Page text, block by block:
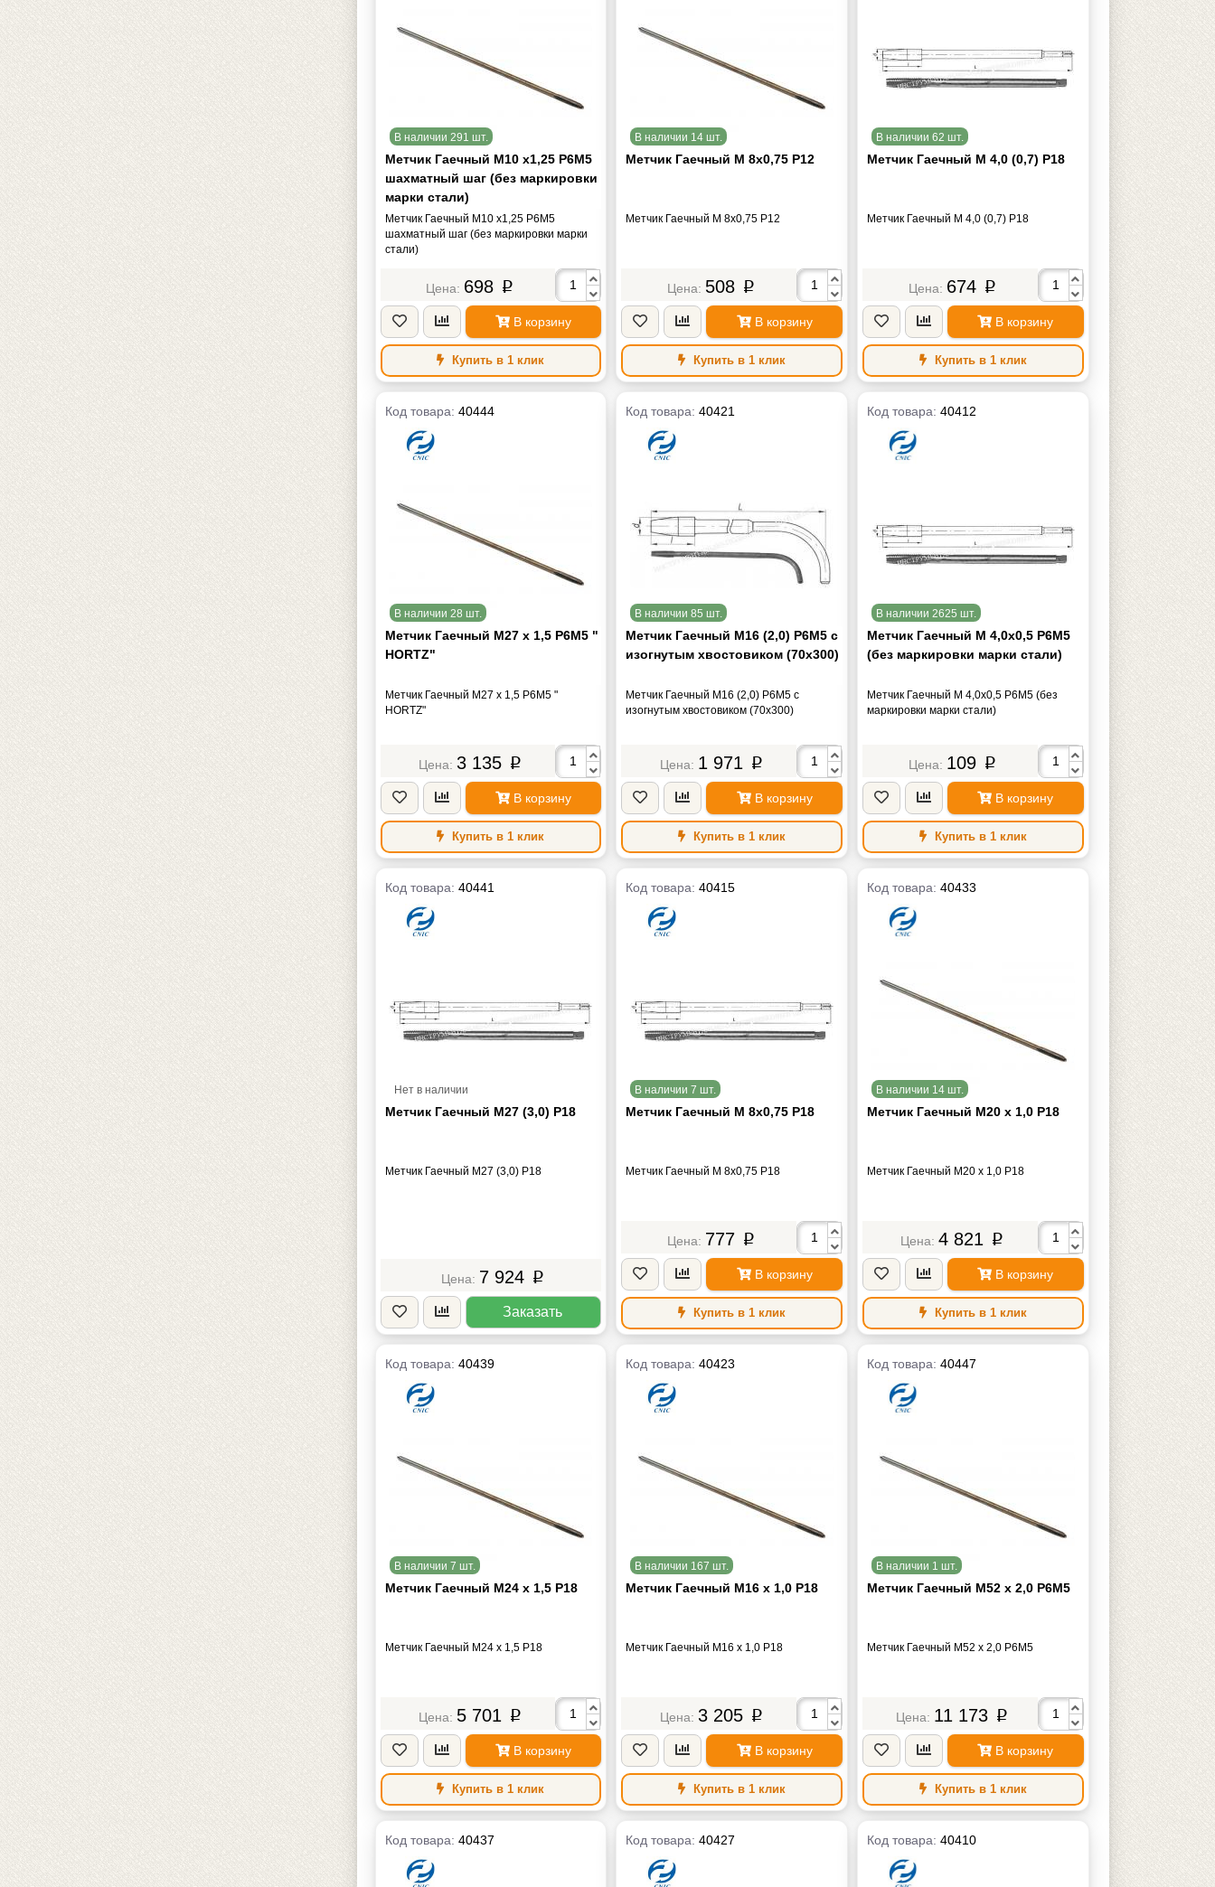
В наличии 291 шт.
Метчик Гаечный М10 x1,25 Р6М5
шахматный шаг (без маркировки
марки стали)
Метчик Гаечный М10 x1,25 Р6М5
шахматный шаг (без маркировки марки
стали)
698 p
В корзину
Купить в 1 клик
В наличии 14 шт.
Метчик Гаечный М 8х0,75 Р12
Метчик Гаечный М 8х0,75 Р12
508 p
В корзину
Купить в 1 клик
В наличии 62 шт.
Метчик Гаечный М 4,0 (0,7) Р18
Метчик Гаечный М 4,0 (0,7) Р18
674 p
В корзину
Купить в 1 клик
Код товара: 40444
В наличии 28 шт.
Метчик Гаечный М27 х 1,5 Р6М5 "
HORTZ"
Метчик Гаечный М27 х 1,5 Р6М5 "
HORTZ"
3 135 p
В корзину
Купить в 1 клик
Код товара:40421
В наличии 85 шт.
Метчик Гаечный М16 (2,0) Р6М5 с
изогнутым хвостовиком (70х300)
Метчик Гаечный М16 (2,0) Р6М5 с
изогнутым хвостовиком (70х300)
1 971 p
В корзину
Купить в 1 клик
Код товара:40412
В наличии 2625 шт.
Метчик Гаечный М 4,0х0,5 Р6М5
(без маркировки марки стали)
Метчик Гаечный М 4,0х0,5 Р6М5 (без
маркировки марки стали)
109 p
В корзину
Купить в 1 клик
Код товара: 40441
Нет в наличии
Метчик Гаечный М27 (3,0) Р18
Метчик Гаечный М27 (3,0) Р18
7 924 p
Заказать
Код товара:40415
В наличии 7 шт.
Метчик Гаечный М 8х0,75 Р18
Метчик Гаечный М 8х0,75 Р18
777 p
В корзину
Купить в 1 клик
Код товара:40433
В наличии 14 шт.
Метчик Гаечный М20 х 1,0 Р18
Метчик Гаечный М20 х 1,0 Р18
4 821 p
В корзину
Купить в 1 клик
Код товара: 40439
В наличии 7 шт.
Метчик Гаечный М24 х 1,5 Р18
Метчик Гаечный М24 х 1,5 Р18
5 701 p
В корзину
Купить в 1 клик
Код товара:40423
В наличии 167 шт.
Метчик Гаечный М16 х 1,0 Р18
Метчик Гаечный М16 х 1,0 Р18
3 205 p
В корзину
Купить в 1 клик
Код товара:40447
В наличии 1 шт.
Метчик Гаечный М52 х 2,0 Р6М5
Метчик Гаечный М52 х 2,0 Р6М5
11 173 p
В корзину
Купить в 1 клик
Код товара: 40437 Код товара:40427 Код товара:40410